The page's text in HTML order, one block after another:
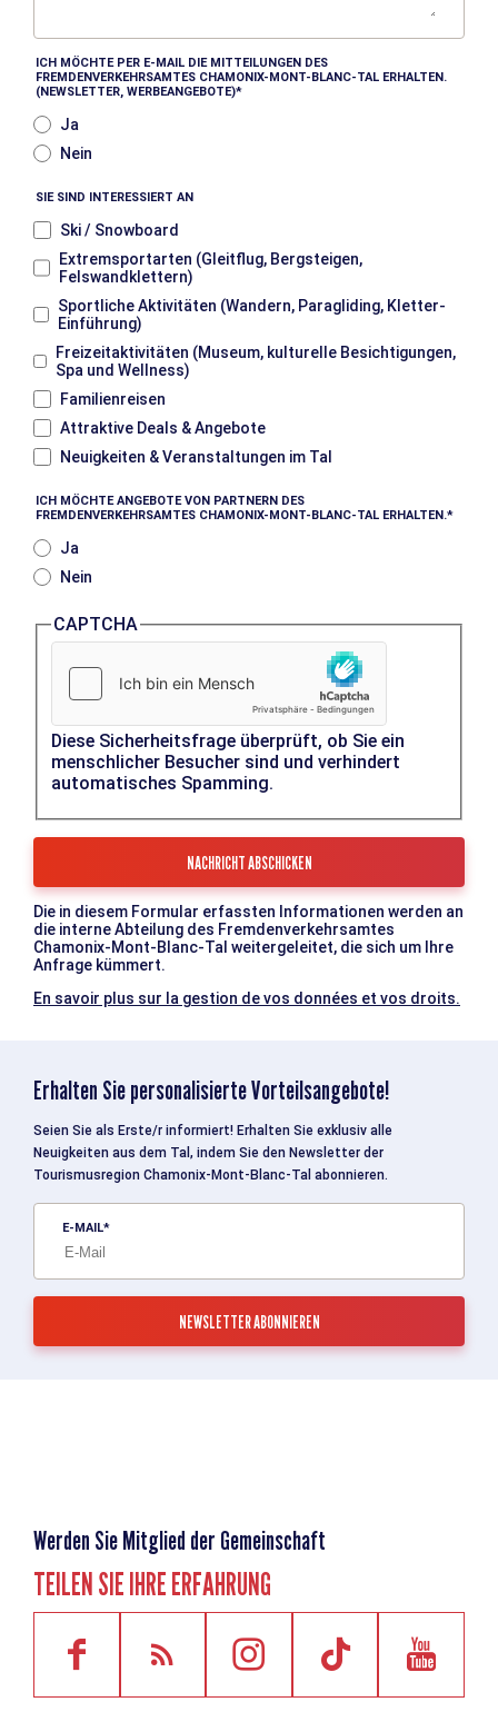
ICH MÖCHTE PER E-MAIL DIE MITTEILUNGEN DES
FREMDENVERKEHRSAMTES CHAMONIX-MONT-BLANC-TAL ERHALTEN.
(NEWSLETTER, WERBEANGEBOTE)
Ja
Nein
SIE SIND INTERESSIERT AN
Ski / Snowboard
Extremsportarten (Gleitflug, Bergsteigen,
Felswandklettern)
Sportliche Aktivitäten (Wandern, Paragliding, Kletter-
Einführung)
Freizeitaktivitäten (Museum, kulturelle Besichtigungen,
Spa und Wellness)
Familienreisen
Attraktive Deals & Angebote
Neuigkeiten & Veranstaltungen im Tal
ICH MÖCHTE ANGEBOTE VON PARTNERN DES
FREMDENVERKEHRSAMTES CHAMONIX-MONT-BLANC-TAL ERHALTEN.
Ja
Nein
CAPTCHA
Diese Sicherheitsfrage überprüft, ob Sie ein
menschlicher Besucher sind und verhindert
automatisches Spamming.
Die in diesem Formular erfassten Informationen werden an
die interne Abteilung des Fremdenverkehrsamtes
Chamonix-Mont-Blanc-Tal weitergeleitet, die sich um Ihre
Anfrage kümmert.
En savoir plus sur la gestion de vos données et vos droits.
Erhalten Sie personalisierte Vorteilsangebote!
Seien Sie als Erste/r informiert! Erhalten Sie exklusiv alle
Neuigkeiten aus dem Tal, indem Sie den Newsletter der
Tourismusregion Chamonix-Mont-Blanc-Tal abonnieren.
E-MAIL
Werden Sie Mitglied der Gemeinschaft
TEILEN SIE IHRE ERFAHRUNG